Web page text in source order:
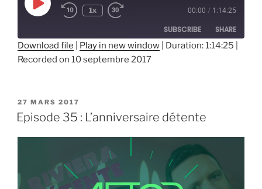
Play
Episode
1x 00:00 / 1:14:25
SUBSCRIBE SHARE
SHARE
EMBED
Download file Play in new window Duration: 1:14:25
Recorded on 10 septembre 2017
PUBLIÉ
LE
27 MARS 2017
Episode 35 : L’anniversaire détente